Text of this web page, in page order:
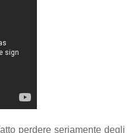
perdere seriamente degli